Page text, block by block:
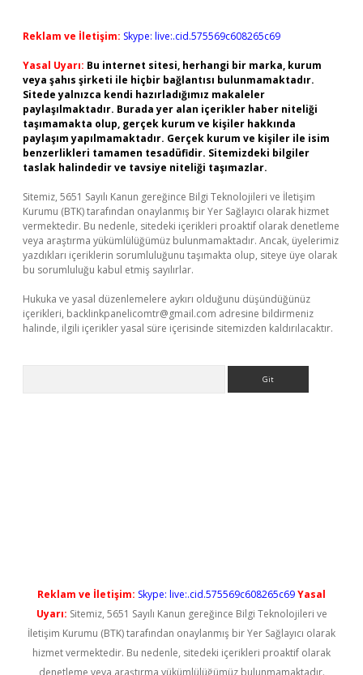
Reklam ve İletişim: Skype: live:.cid.575569c608265c69
Yasal Uyarı: Bu internet sitesi, herhangi bir marka, kurum
veya şahıs şirketi ile hiçbir bağlantısı bulunmamaktadır.
Sitede yalnızca kendi hazırladığımız makaleler
paylaşılmaktadır. Burada yer alan içerikler haber niteliği
taşımamakta olup, gerçek kurum ve kişiler hakkında
paylaşım yapılmamaktadır. Gerçek kurum ve kişiler ile isim
benzerlikleri tamamen tesadüfidir. Sitemizdeki bilgiler
taslak halindedir ve tavsiye niteliği taşımazlar.
Sitemiz, 5651 Sayılı Kanun gereğince Bilgi Teknolojileri ve İletişim
Kurumu (BTK) tarafından onaylanmış bir Yer Sağlayıcı olarak hizmet
vermektedir. Bu nedenle, sitedeki içerikleri proaktif olarak denetleme
veya araştırma yükümlülüğümüz bulunmamaktadır. Ancak, üyelerimiz
yazdıkları içeriklerin sorumluluğunu taşımakta olup, siteye üye olarak
bu sorumluluğu kabul etmiş sayılırlar.
Hukuka ve yasal düzenlemelere aykırı olduğunu düşündüğünüz
içerikleri, backlinkpanelicomtr@gmail.com adresine bildirmeniz
halinde, ilgili içerikler yasal süre içerisinde sitemizden kaldırılacaktır.
Reklam ve İletişim: Skype: live:.cid.575569c608265c69Yasal
Uyarı: Sitemiz, 5651 Sayılı Kanun gereğince Bilgi Teknolojileri ve
İletişim Kurumu (BTK) tarafından onaylanmış bir Yer Sağlayıcı olarak
hizmet vermektedir. Bu nedenle, sitedeki içerikleri proaktif olarak
denetleme veya araştırma yükümlülüğümüz bulunmamaktadır.